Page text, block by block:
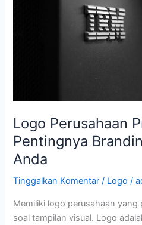
Logo Perusahaan
Pentingnya
Anda
Tinggalkan Komentar / Logo /
Memiliki logo perusahaan
soal tampilan visual. Logo